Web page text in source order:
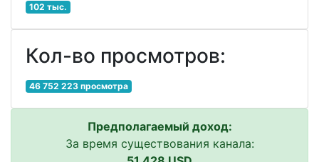
102 тыс.
Кол-во просмотров:
46 752 223 просмотра
Предполагаемый доход:
За время существования канала: